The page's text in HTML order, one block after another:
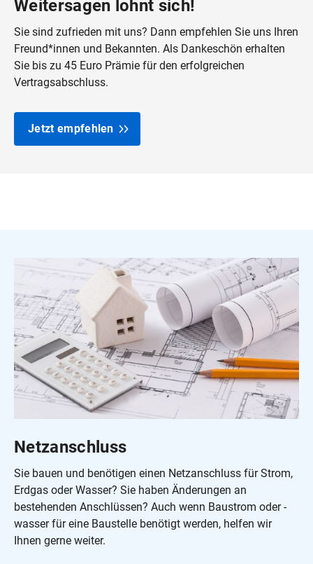
Weitersagen lohnt sich!
Sie sind zufrieden mit uns? Dann empfehlen Sie uns Ihren
Freund*innen und Bekannten. Als Dankeschön erhalten
Sie bis zu 45 Euro Prämie für den erfolgreichen
Vertragsabschluss.
Jetzt empfehlen
Netzanschluss
Sie bauen und benötigen einen Netzanschluss für Strom,
Erdgas oder Wasser? Sie haben Änderungen an
bestehenden Anschlüssen? Auch wenn Baustrom oder -
wasser für eine Baustelle benötigt werden, helfen wir
Ihnen gerne weiter.